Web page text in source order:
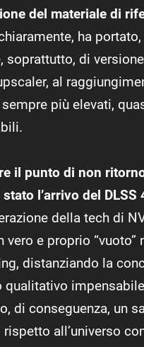
del materiale di
ha
soprattutto, di
al
più elevati,
il punto di non
l’arrivo del DLSS
della tech di
vero e proprio “vuoto”
distanziando la
qualitativo
di conseguenza, un
all’universo